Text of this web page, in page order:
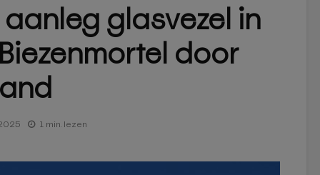
glasvezel in
door
1 min. lezen